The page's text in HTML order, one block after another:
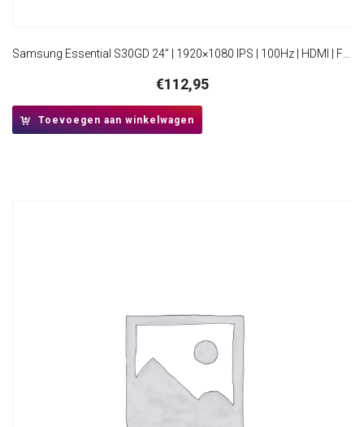
€112,95
Toevoegen aan winkelwagen